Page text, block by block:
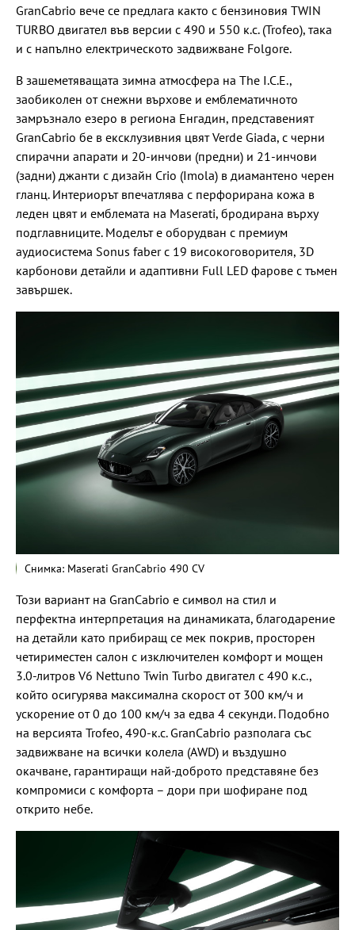
GranCabrio вече се предлага както с бензиновия TWIN
TURBO двигател във версии с 490 и 550 к.с. (Trofeo), така
и с напълно електрическото задвижване Folgore.
В зашеметяващата зимна атмосфера на The I.C.E.,
заобиколен от снежни върхове и емблематичното
замръзнало езеро в региона Енгадин, представеният
GranCabrio бе в ексклузивния цвят Verde Giada, с черни
спирачни апарати и 20-инчови (предни) и 21-инчови
(задни) джанти с дизайн Crio (Imola) в диамантено черен
гланц. Интериорът впечатлява с перфорирана кожа в
леден цвят и емблемата на Maserati, бродирана върху
подглавниците. Моделът е оборудван с премиум
аудиосистема Sonus faber с 19 високоговорителя, 3D
карбонови детайли и адаптивни Full LED фарове с тъмен
завършек.
Снимка: Maserati GranCabrio 490 CV
Този вариант на GranCabrio е символ на стил и
перфектна интерпретация на динамиката, благодарение
на детайли като прибиращ се мек покрив, просторен
четириместен салон с изключителен комфорт и мощен
3.0-литров V6 Nettuno Twin Turbo двигател с 490 к.с.,
който осигурява максимална скорост от 300 км/ч и
ускорение от 0 до 100 км/ч за едва 4 секунди. Подобно
на версията Trofeo, 490-к.с. GranCabrio разполага със
задвижване на всички колела (AWD) и въздушно
окачване, гарантиращи най-доброто представяне без
компромиси с комфорта – дори при шофиране под
открито небе.